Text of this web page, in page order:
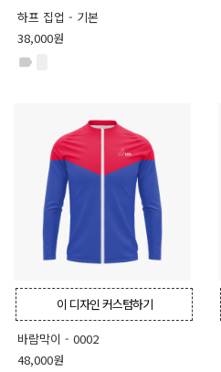
하프 집업 - 기본
38,000원
label
이 디자인 커스텀하기
바람막이 - 0002
48,000원